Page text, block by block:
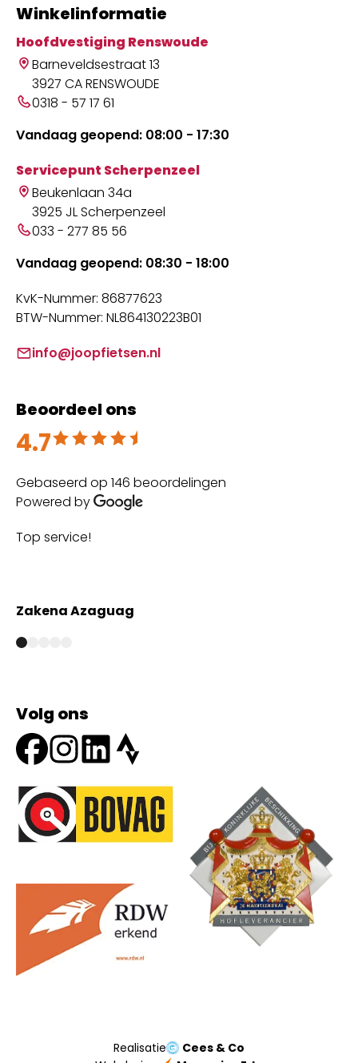
Winkelinformatie
Hoofdvestiging Renswoude
Barneveldsestraat 13
3927 CA RENSWOUDE
0318 - 57 17 61
Vandaag geopend: 08:00 - 17:30
Servicepunt Scherpenzeel
Beukenlaan 34a
3925 JL Scherpenzeel
033 - 277 85 56
Vandaag geopend: 08:30 - 18:00
KvK-Nummer: 86877623
BTW-Nummer: NL864130223B01
info@joopfietsen.nl
Beoordeel ons
4.7
Beoordeeld met 4.7 uit 5
Gebaseerd op 146 beoordelingen
Powered by
Top service!
Zakena Azaguag
Volg ons
Onze partners
Realisatie
Cees & Co